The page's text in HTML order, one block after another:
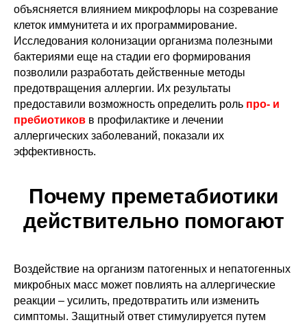
объясняется влиянием микрофлоры на созревание
клеток иммунитета и их программирование.
Исследования колонизации организма полезными
бактериями еще на стадии его формирования
позволили разработать действенные методы
предотвращения аллергии. Их результаты
предоставили возможность определить роль про- и
пребиотиков в профилактике и лечении
аллергических заболеваний, показали их
эффективность.
Почему преметабиотики
действительно помогают
Воздействие на организм патогенных и непатогенных
микробных масс может повлиять на аллергические
реакции – усилить, предотвратить или изменить
симптомы. Защитный ответ стимулируется путем